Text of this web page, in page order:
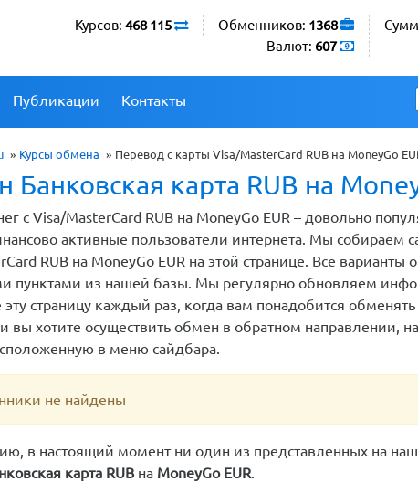
Обменников: 1368
Валют: 607
Курсов: 468 115
Публикации Контакты
» Курсы обмена » Перевод с карты Visa/MasterCard RUB на MoneyGo
Банковская карта RUB на
с Visa/MasterCard RUB на MoneyGo EUR – довольно
активные пользователи интернета. Мы собираем
RUB на MoneyGo EUR на этой странице. Все варианты
пунктами из нашей базы. Мы регулярно обновляем
эту страницу каждый раз, когда вам понадобится
вы хотите осуществить обмен в обратном направлении,
в меню сайдбара.
не найдены
в настоящий момент ни один из представленных на
карта RUB на MoneyGo EUR.